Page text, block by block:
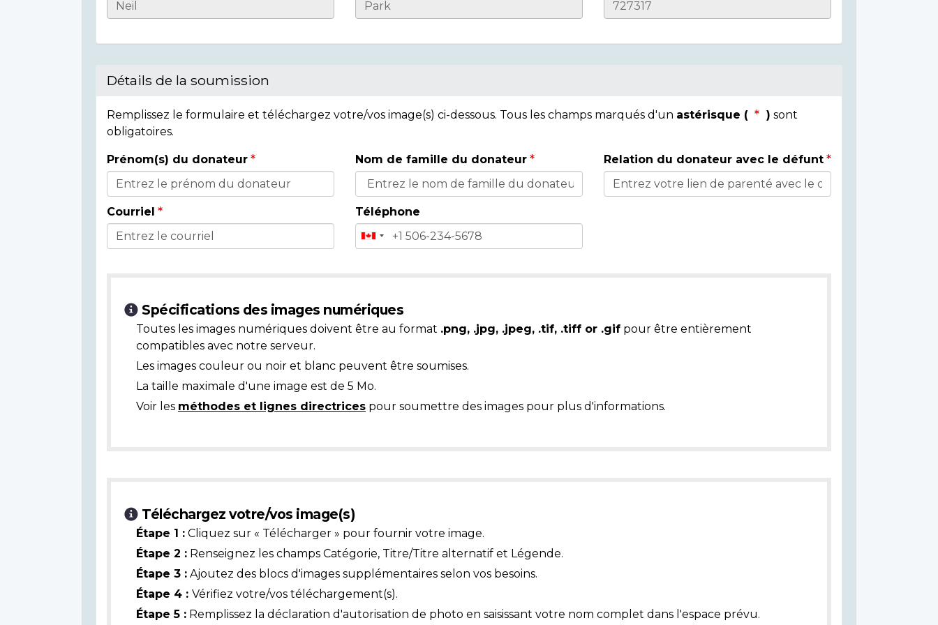
Informations
l'individu
Détails de la soumission
Remplissez le formulaire et téléchargez votre/vos image(s) ci-dessous. Tous les champs marqués d'un astérisque ( ) sont
obligatoires.
Détails
du
donateur
Prénom(s) du donateur Nom de famille du donateur Relation du donateur avec le défunt
Courriel Téléphone
Spécifications des images numériques
Toutes les images numériques doivent être au format .png, .jpg, .jpeg, .tif, .tiff or .gif pour être entièrement
compatibles avec notre serveur.
Les images couleur ou noir et blanc peuvent être soumises.
La taille maximale d'une image est de 5 Mo.
Voir les méthodes et lignes directrices pour soumettre des images pour plus d'informations.
Téléchargez votre/vos image(s)
Étape 1 : Cliquez sur « Télécharger » pour fournir votre image.
Étape 2 : Renseignez les champs Catégorie, Titre/Titre alternatif et Légende.
Étape 3 : Ajoutez des blocs d'images supplémentaires selon vos besoins.
Étape 4 : Vérifiez votre/vos téléchargement(s).
Étape 5 : Remplissez la déclaration d'autorisation de photo en saisissant votre nom complet dans l'espace prévu.